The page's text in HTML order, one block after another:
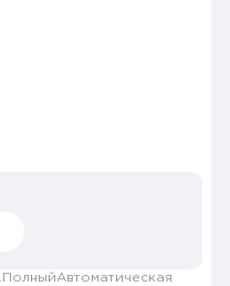
ПолныйАвтоматическая